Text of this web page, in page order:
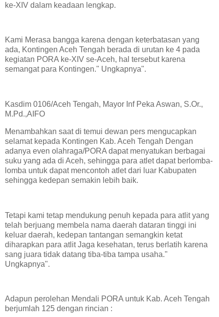
ke-XIV dalam keadaan lengkap.
Kami Merasa bangga karena dengan keterbatasan yang
ada, Kontingen Aceh Tengah berada di urutan ke 4 pada
kegiatan PORA ke-XIV se-Aceh, hal tersebut karena
semangat para Kontingen." Ungkapnya".
Kasdim 0106/Aceh Tengah, Mayor Inf Peka Aswan, S.Or.,
M.Pd.,AIFO
Menambahkan saat di temui dewan pers mengucapkan
selamat kepada Kontingen Kab. Aceh Tengah Dengan
adanya even olahraga/PORA dapat menyatukan berbagai
suku yang ada di Aceh, sehingga para atlet dapat berlomba-
lomba untuk dapat mencontoh atlet dari luar Kabupaten
sehingga kedepan semakin lebih baik.
Tetapi kami tetap mendukung penuh kepada para atlit yang
telah berjuang membela nama daerah dataran tinggi ini
keluar daerah, kedepan tantangan semangkin ketat
diharapkan para atlit Jaga kesehatan, terus berlatih karena
sang juara tidak datang tiba-tiba tampa usaha."
Ungkapnya".
Adapun perolehan Mendali PORA untuk Kab. Aceh Tengah
berjumlah 125 dengan rincian :